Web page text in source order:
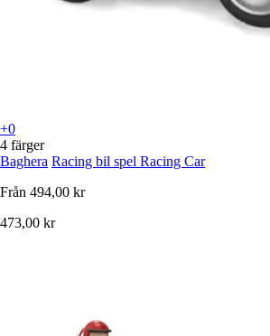
+0
4 färger
Baghera Racing bil spel Racing Car
Från 494,00 kr
473,00 kr